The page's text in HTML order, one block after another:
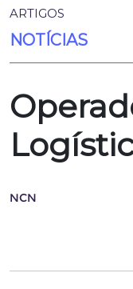
ARTIGOS
NOTÍCIAS
NCN